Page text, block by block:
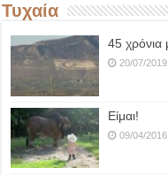
Τυχαία
45 χρόνια
20/07/2019
Είμαι!
09/04/2016